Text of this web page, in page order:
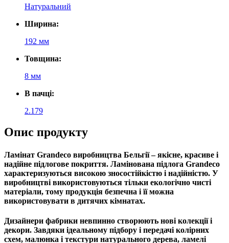
Натуральний
Ширина:
192 мм
Товщина:
8 мм
В пачці:
2.179
Опис продукту
Ламінат Grandeco виробництва Бельгії – якісне, красиве і
надійне підлогове покриття. Ламінована підлога Grandeco
характеризуються високою зносостійкістю і надійністю. У
виробництві використовуються тільки екологічно чисті
матеріали, тому продукція безпечна і її можна
використовувати в дитячих кімнатах.
Дизайнери фабрики невпинно створюють нові колекції і
декори. Завдяки ідеальному підбору і передачі колірних
схем, малюнка і текстури натурального дерева, ламелі